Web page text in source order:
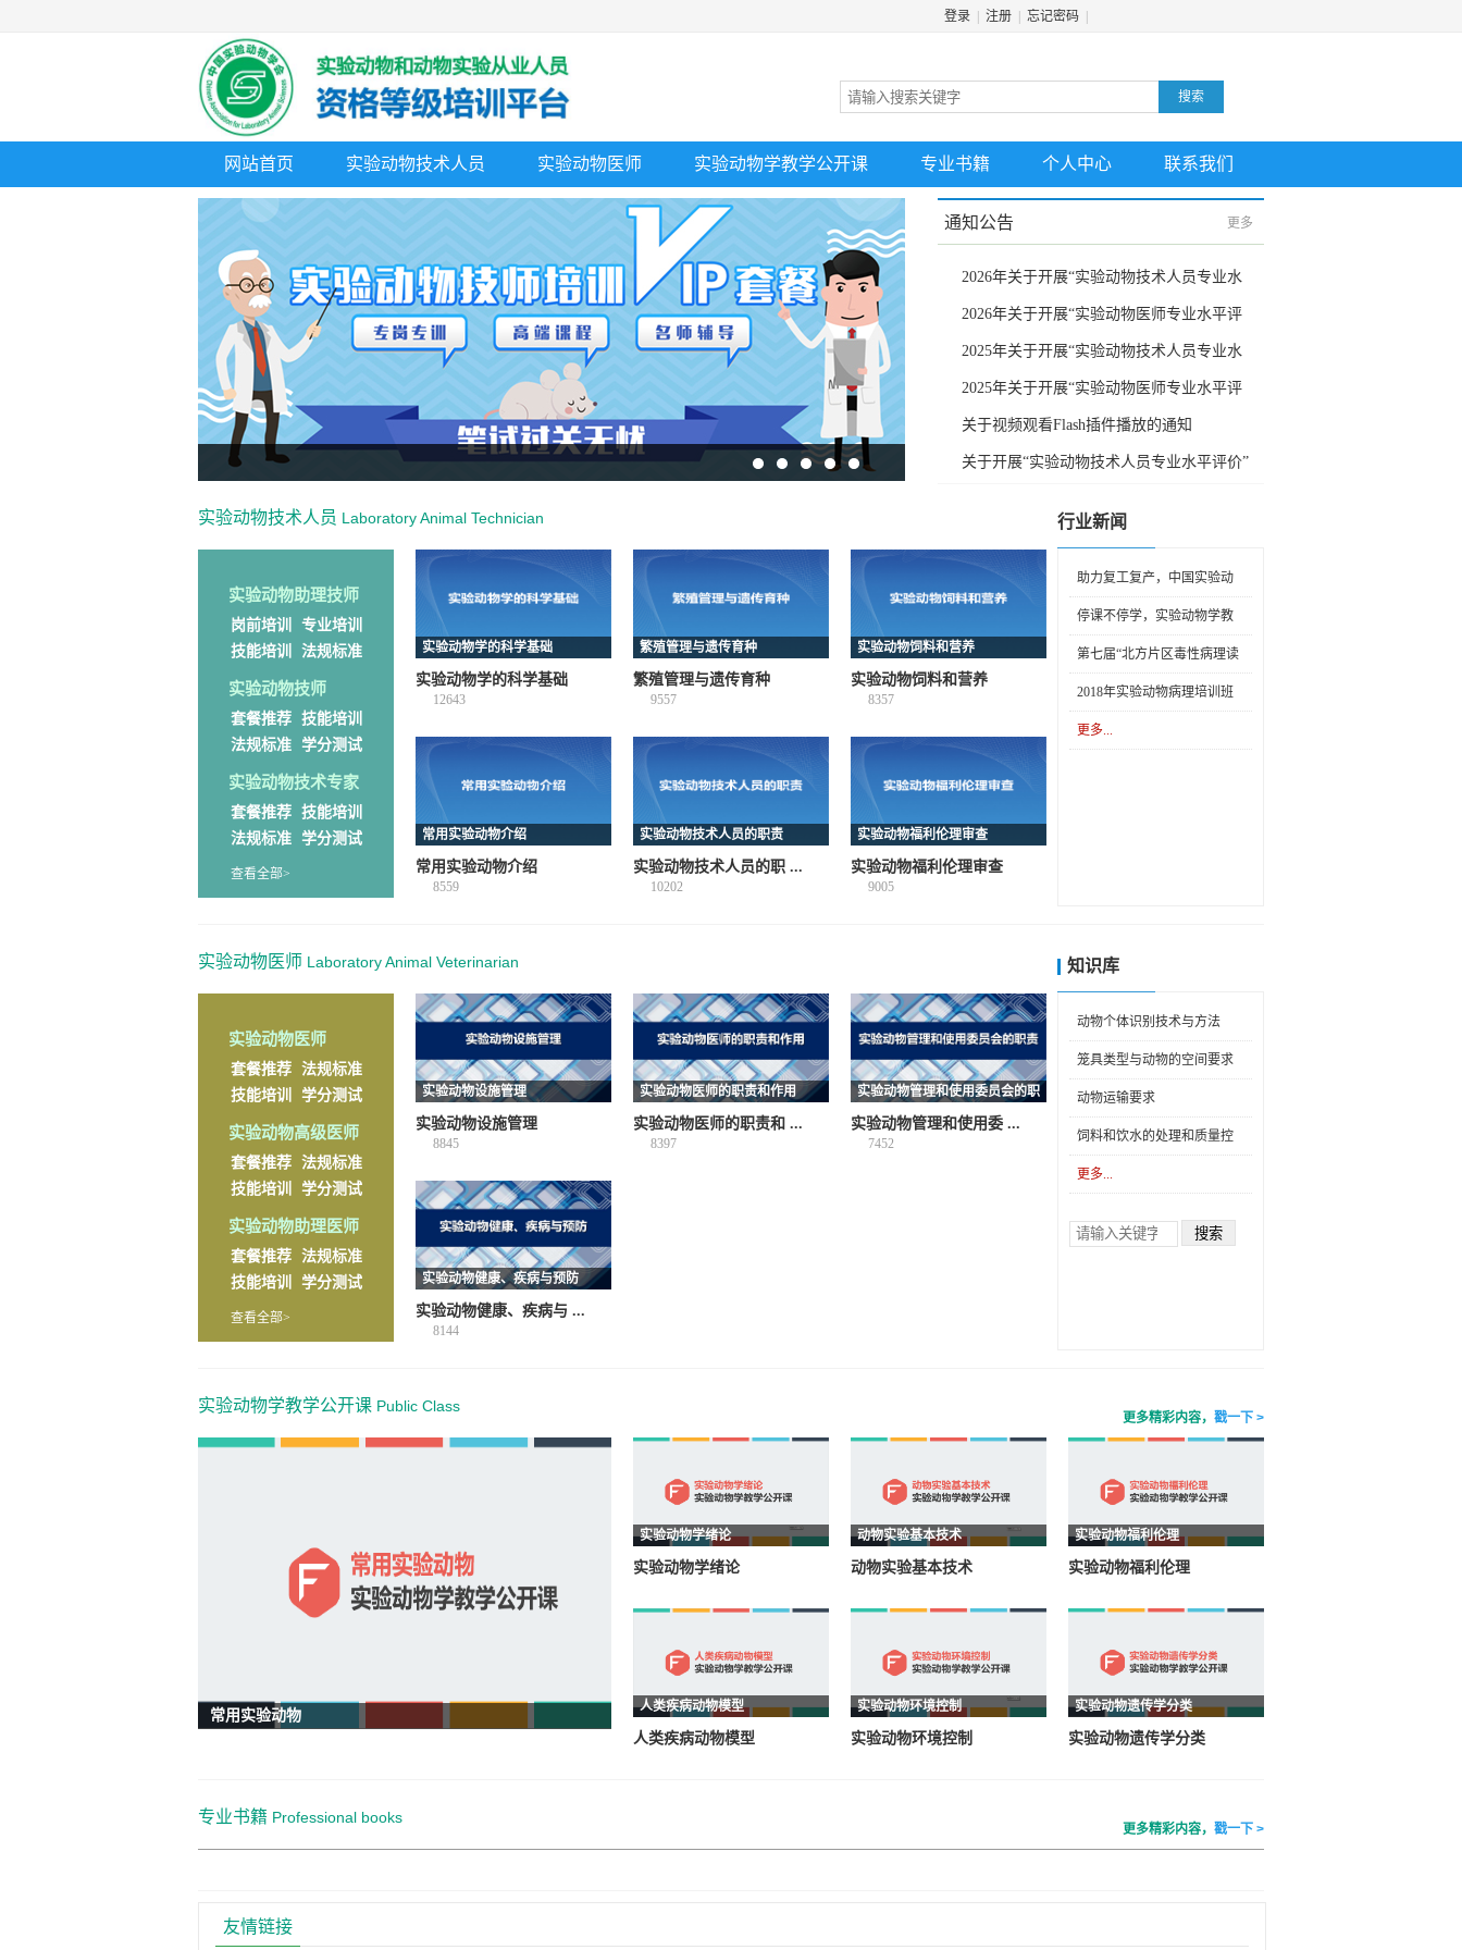
登录 注册 忘记密码
搜索
网站首页 实验动物技术人员 实验动物医师 实验动物学教学公开课 专业书籍 个人中心 联系我们
通知公告 更多
2026年关于开展“实验动物技术人员专业水
平评价”工作的通知
2026年关于开展“实验动物医师专业水平评
价”工作的通知
2025年关于开展“实验动物技术人员专业水
平评价”工作的通知
2025年关于开展“实验动物医师专业水平评
价”工作的通知
关于视频观看Flash插件播放的通知
关于开展“实验动物技术人员专业水平评价”
实验动物技术人员 Laboratory Animal Technician
实验动物助理技师
岗前培训
专业培训
技能培训
法规标准
实验动物技师
套餐推荐 技能培训
法规标准 学分测试
实验动物技术专家
套餐推荐 技能培训
法规标准 学分测试
查看全部>
实验动物学的科学基础
实验动物学的科学基础
12643
繁殖管理与遗传育种
繁殖管理与遗传育种
9557
实验动物饲料和营养
实验动物饲料和营养
8357
常用实验动物介绍
常用实验动物介绍
8559
实验动物技术人员的职责
实验动物技术人员的职 ...
10202
实验动物福利伦理审查
实验动物福利伦理审查
9005
行业新闻
助力复工复产，中国实验动
物学会开展线上技能培训
停课不停学，实验动物学教
学公开课免费上线
第七届“北方片区毒性病理读
片会”在京召开
2018年实验动物病理培训班
在京召开
更多...
实验动物医师 Laboratory Animal Veterinarian
实验动物医师
套餐推荐 法规标准
技能培训
学分测试
实验动物高级医师
套餐推荐 法规标准
技能培训
学分测试
实验动物助理医师
套餐推荐 法规标准
技能培训
学分测试
查看全部>
实验动物设施管理
实验动物设施管理
8845
实验动物医师的职责和作用
实验动物医师的职责和 ...
8397
实验动物管理和使用委员会的职
责
实验动物管理和使用委 ...
7452
实验动物健康、疾病与预防
实验动物健康、疾病与 ...
8144
知识库
动物个体识别技术与方法
笼具类型与动物的空间要求
动物运输要求
饲料和饮水的处理和质量控
制
更多...
实验动物学教学公开课 Public Class
更多精彩内容， 戳一下 >
常用实验动物
实验动物学绪论
实验动物学绪论
动物实验基本技术
动物实验基本技术
实验动物福利伦理
实验动物福利伦理
人类疾病动物模型
人类疾病动物模型
实验动物环境控制
实验动物环境控制
实验动物遗传学分类
实验动物遗传学分类
专业书籍 Professional books
更多精彩内容， 戳一下 >
友情链接